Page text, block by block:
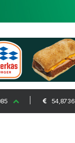
54,8736